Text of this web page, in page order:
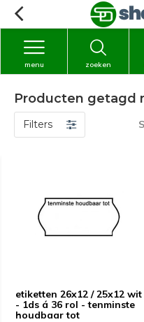
zoeken
menu
Producten getagd
Filters
etiketten 26x12 / 25x12 wit
- 1ds á 36 rol - tenminste
houdbaar tot